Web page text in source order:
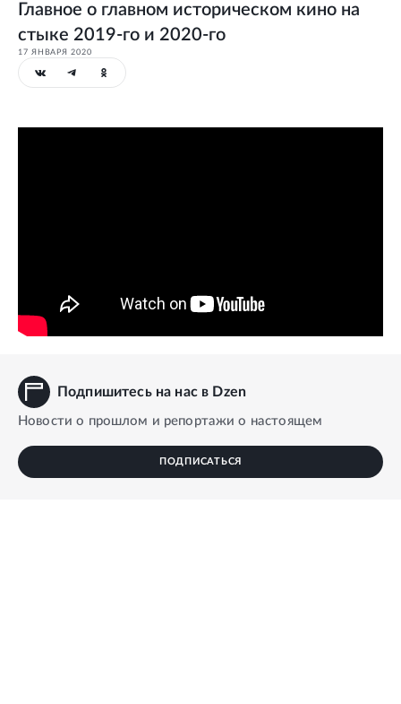
Главное о главном историческом кино на
стыке 2019-го и 2020-го
17 ЯНВАРЯ 2020
Подпишитесь на нас в Dzen
Новости о прошлом и репортажи о настоящем
ПОДПИСАТЬСЯ